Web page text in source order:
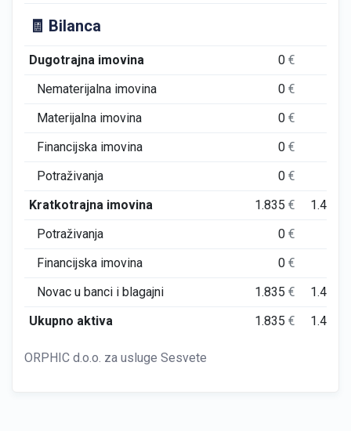
🧾 Bilanca
Dugotrajna imovina 0€
Nematerijalna imovina
0€
Materijalna imovina
0€
Financijska imovina
0€
Potraživanja
0€
Kratkotrajna imovina
1.835€ 1.466
Potraživanja
0€
Financijska imovina
0€
Novac u banci i blagajni
1.835€ 1.466
Ukupno aktiva
1.835€ 1.466
ORPHIC d.o.o. za usluge Sesvete